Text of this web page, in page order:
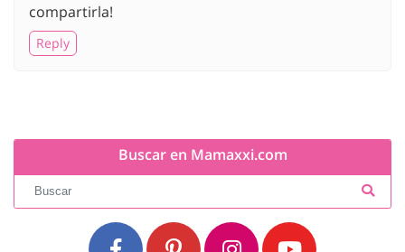
compartirla!
Reply
Buscar en Mamaxxi.com